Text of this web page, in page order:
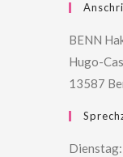
BENN
Hugo-
13587